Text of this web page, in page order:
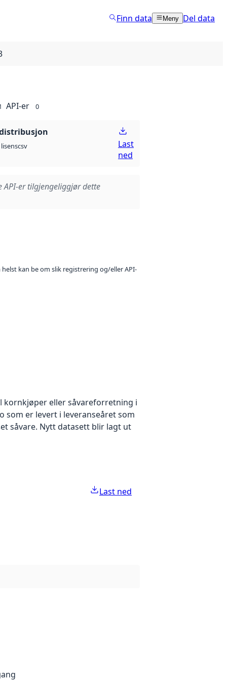
Finn data Meny Del data
API-er 0
csv
Last
ned
API-er tilgjengeliggjør dette
kan be om slik registrering og/eller API-
kornkjøper eller såvareforretning i
som er levert i leveranseåret som
såvare. Nytt datasett blir lagt ut
Last ned